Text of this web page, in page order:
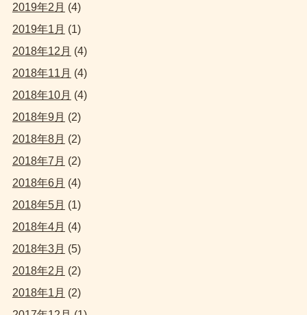
2019年2月 (4)
2019年1月 (1)
2018年12月 (4)
2018年11月 (4)
2018年10月 (4)
2018年9月 (2)
2018年8月 (2)
2018年7月 (2)
2018年6月 (4)
2018年5月 (1)
2018年4月 (4)
2018年3月 (5)
2018年2月 (2)
2018年1月 (2)